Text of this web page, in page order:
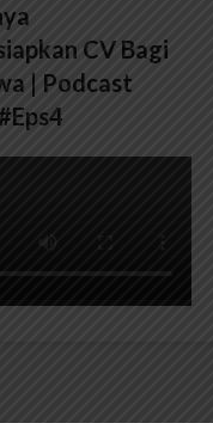
CV Bagi
| Podcast